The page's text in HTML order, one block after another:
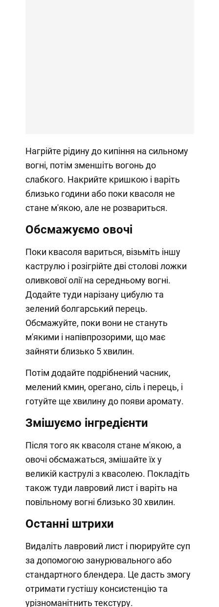
Нагрійте рідину до кипіння на сильному
вогні, потім зменшіть вогонь до
слабкого. Накрийте кришкою і варіть
близько години або поки квасоля не
стане м'якою, але не розвариться.
Обсмажуємо овочі
Поки квасоля вариться, візьміть іншу
каструлю і розігрійте дві столові ложки
оливкової олії на середньому вогні.
Додайте туди нарізану цибулю та
зелений болгарський перець.
Обсмажуйте, поки вони не стануть
м'якими і напівпрозорими, що має
зайняти близько 5 хвилин.
Потім додайте подрібнений часник,
мелений кмин, орегано, сіль і перець, і
готуйте ще хвилину до появи аромату.
Змішуємо інгредієнти
Після того як квасоля стане м'якою, а
овочі обсмажаться, змішайте їх у
великій каструлі з квасолею. Покладіть
також туди лавровий лист і варіть на
повільному вогні близько 30 хвилин.
Останні штрихи
Видаліть лавровий лист і пюрируйте суп
за допомогою занурювального або
стандартного блендера. Це дасть змогу
отримати густішу консистенцію та
урізноманітнить текстуру.